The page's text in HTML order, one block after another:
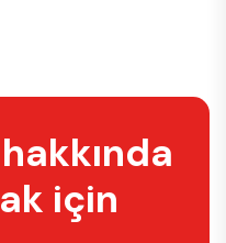
hakkında
ak için